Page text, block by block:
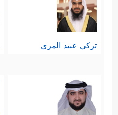
تركي عبيد المري